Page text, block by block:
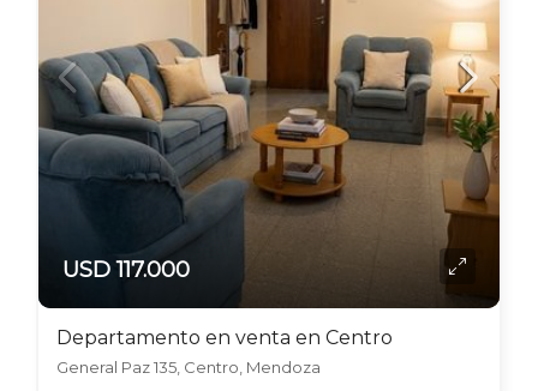
USD 117.000
Departamento en venta en Centro
General Paz 135, Centro, Mendoza